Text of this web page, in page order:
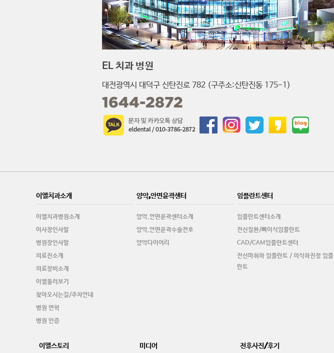
EL 치과 병원
대전광역시 대덕구 신탄진로 782 (구주소:신탄진동 175-1)
1644-2872
이엘치과소개
이엘치과병원소개
이사장인사말
병원장인사말
의료진소개
의료장비소개
이엘둘러보기
찾아오시는길/주차안내
병원 연혁
병원 인증
양악,안면윤곽센터
양악,안면윤곽센터소개
양악,안면윤곽수술전후
양악다이어리
임플란트센터
임플란트센터소개
전신질환/뼈이식임플란트
CAD/CAM임플란트센터
전신마취하 임플란트 / 의식하진정 임플
란트
이엘스토리 미디어 전후사진/후기